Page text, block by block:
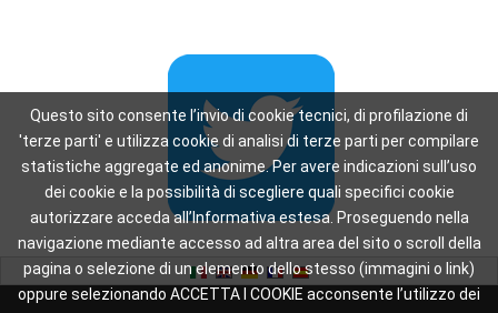
Questo sito consente l’invio di cookie tecnici, di profilazione di
'terze parti' e utilizza cookie di analisi di terze parti per compilare
statistiche aggregate ed anonime. Per avere indicazioni sull’uso
dei cookie e la possibilità di scegliere quali specifici cookie
autorizzare acceda all’Informativa estesa. Proseguendo nella
navigazione mediante accesso ad altra area del sito o scroll della
pagina o selezione di un elemento dello stesso (immagini o link)
oppure selezionando ACCETTA I COOKIE acconsente l’utilizzo dei